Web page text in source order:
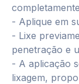
- Aplique em
- Lixe
penetração e
- A aplicação
lixagem,